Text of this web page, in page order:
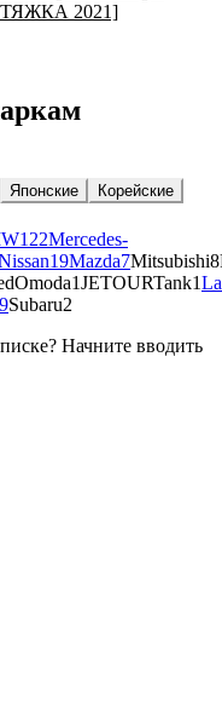
2021]
Японские
Корейские
122Mercedes-
19Mazda7Mitsubishi8
Omoda1JETOURTank1
9Subaru2
Начните вводить